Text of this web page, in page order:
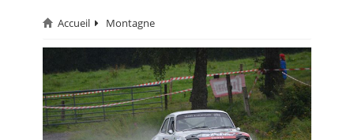
CIRCUIT
MONTAGNE
EVÈNEMENTS
Accueil Montagne